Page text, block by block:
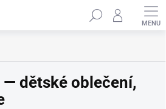
Hledat
dětské oblečení,